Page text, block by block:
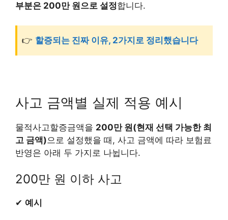
부분은 200만 원으로 설정합니다.
👉 할증되는 진짜 이유, 2가지로 정리했습니다
사고 금액별 실제 적용 예시
물적사고할증금액을 200만 원(현재 선택 가능한 최
고 금액)으로 설정했을 때, 사고 금액에 따라 보험료
반영은 아래 두 가지로 나뉩니다.
200만 원 이하 사고
✔ 예시